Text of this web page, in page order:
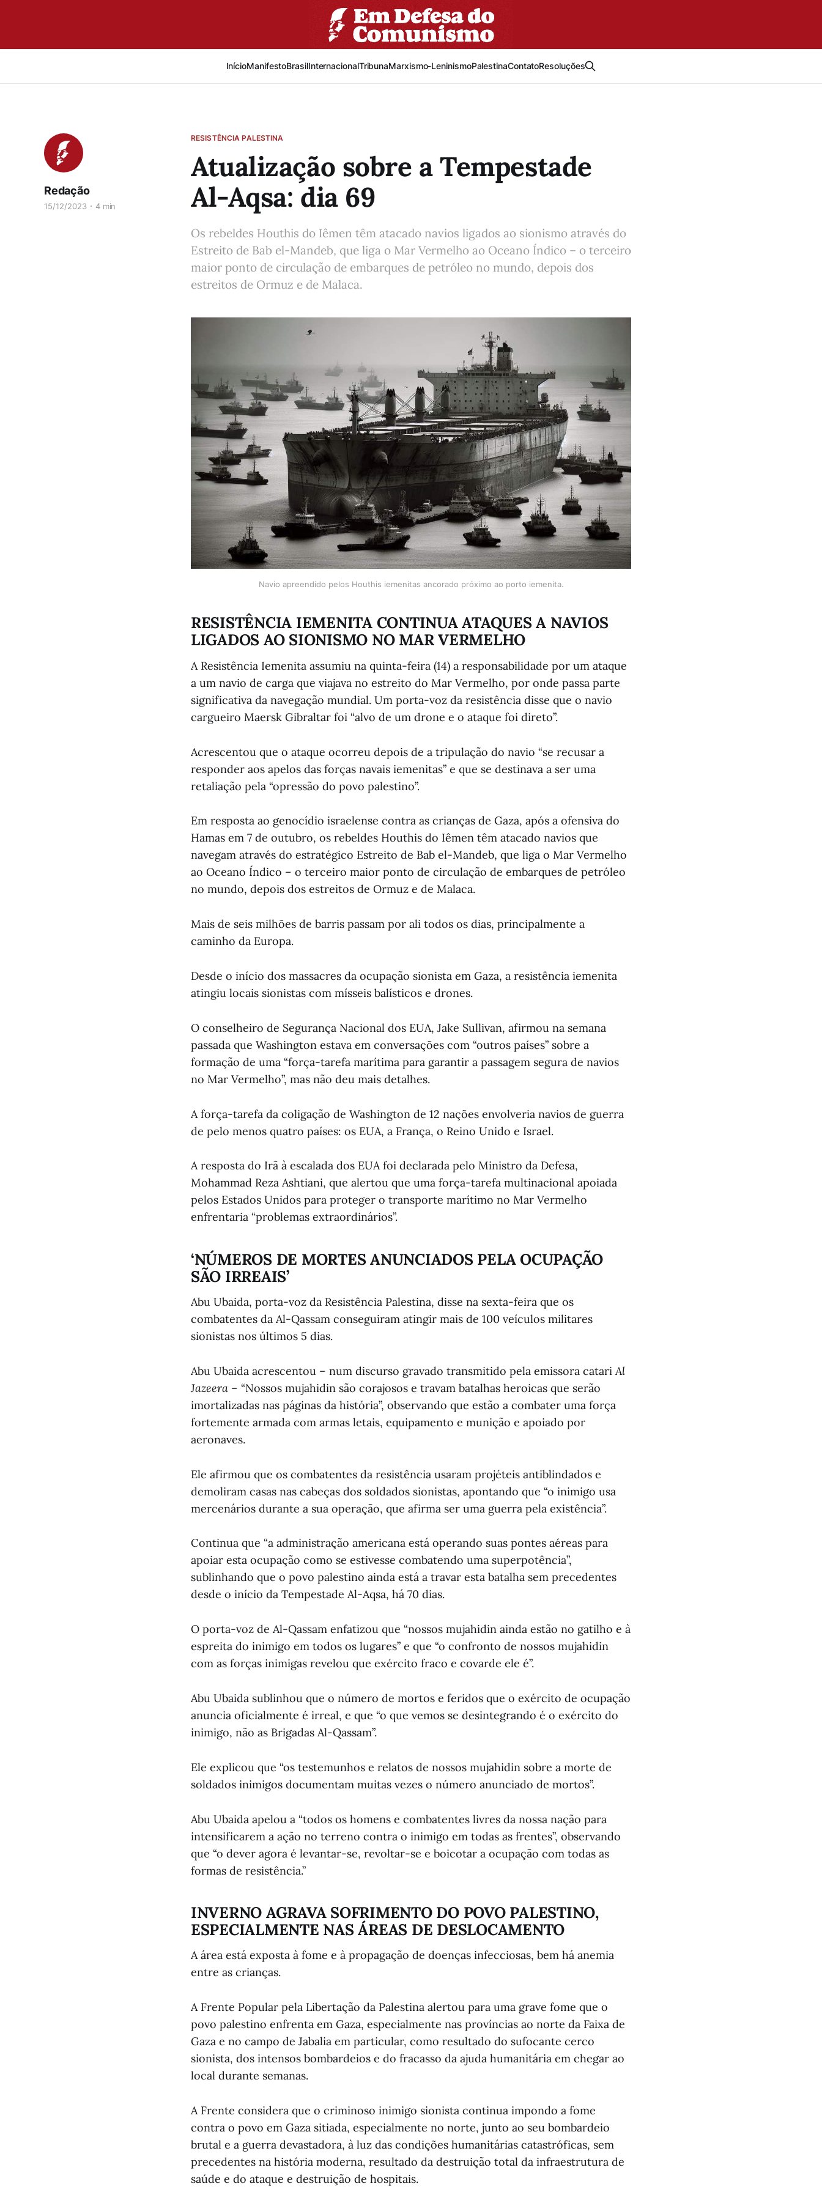
InícioManifestoBrasilInternacionalTribunaMarxismo-LeninismoPalestinaContatoResoluções
RESISTÊNCIA PALESTINA
Atualização sobre a Tempestade
Al-Aqsa: dia 69
Redação
15/12/2023 4 min
Os rebeldes Houthis do Iêmen têm atacado navios ligados ao sionismo através do
Estreito de Bab el-Mandeb, que liga o Mar Vermelho ao Oceano Índico – o terceiro
maior ponto de circulação de embarques de petróleo no mundo, depois dos
estreitos de Ormuz e de Malaca.
Navio apreendido pelos Houthis iemenitas ancorado próximo ao porto iemenita.
RESISTÊNCIA IEMENITA CONTINUA ATAQUES A NAVIOS
LIGADOS AO SIONISMO NO MAR VERMELHO
A Resistência Iemenita assumiu na quinta-feira (14) a responsabilidade por um ataque
a um navio de carga que viajava no estreito do Mar Vermelho, por onde passa parte
significativa da navegação mundial. Um porta-voz da resistência disse que o navio
cargueiro Maersk Gibraltar foi “alvo de um drone e o ataque foi direto”.
Acrescentou que o ataque ocorreu depois de a tripulação do navio “se recusar a
responder aos apelos das forças navais iemenitas” e que se destinava a ser uma
retaliação pela “opressão do povo palestino”.
Em resposta ao genocídio israelense contra as crianças de Gaza, após a ofensiva do
Hamas em 7 de outubro, os rebeldes Houthis do Iêmen têm atacado navios que
navegam através do estratégico Estreito de Bab el-Mandeb, que liga o Mar Vermelho
ao Oceano Índico – o terceiro maior ponto de circulação de embarques de petróleo
no mundo, depois dos estreitos de Ormuz e de Malaca.
Mais de seis milhões de barris passam por ali todos os dias, principalmente a
caminho da Europa.
Desde o início dos massacres da ocupação sionista em Gaza, a resistência iemenita
atingiu locais sionistas com mísseis balísticos e drones.
O conselheiro de Segurança Nacional dos EUA, Jake Sullivan, afirmou na semana
passada que Washington estava em conversações com “outros países” sobre a
formação de uma “força-tarefa marítima para garantir a passagem segura de navios
no Mar Vermelho”, mas não deu mais detalhes.
A força-tarefa da coligação de Washington de 12 nações envolveria navios de guerra
de pelo menos quatro países: os EUA, a França, o Reino Unido e Israel.
A resposta do Irã à escalada dos EUA foi declarada pelo Ministro da Defesa,
Mohammad Reza Ashtiani, que alertou que uma força-tarefa multinacional apoiada
pelos Estados Unidos para proteger o transporte marítimo no Mar Vermelho
enfrentaria “problemas extraordinários”.
‘NÚMEROS DE MORTES ANUNCIADOS PELA OCUPAÇÃO
SÃO IRREAIS’
Abu Ubaida, porta-voz da Resistência Palestina, disse na sexta-feira que os
combatentes da Al-Qassam conseguiram atingir mais de 100 veículos militares
sionistas nos últimos 5 dias.
Abu Ubaida acrescentou – num discurso gravado transmitido pela emissora catariAl
Jazeera – “Nossos mujahidin são corajosos e travam batalhas heroicas que serão
imortalizadas nas páginas da história”, observando que estão a combater uma força
fortemente armada com armas letais, equipamento e munição e apoiado por
aeronaves.
Ele afirmou que os combatentes da resistência usaram projéteis antiblindados e
demoliram casas nas cabeças dos soldados sionistas, apontando que “o inimigo usa
mercenários durante a sua operação, que afirma ser uma guerra pela existência”.
Continua que “a administração americana está operando suas pontes aéreas para
apoiar esta ocupação como se estivesse combatendo uma superpotência”,
sublinhando que o povo palestino ainda está a travar esta batalha sem precedentes
desde o início da Tempestade Al-Aqsa, há 70 dias.
O porta-voz de Al-Qassam enfatizou que “nossos mujahidin ainda estão no gatilho e à
espreita do inimigo em todos os lugares” e que “o confronto de nossos mujahidin
com as forças inimigas revelou que exército fraco e covarde ele é”.
Abu Ubaida sublinhou que o número de mortos e feridos que o exército de ocupação
anuncia oficialmente é irreal, e que “o que vemos se desintegrando é o exército do
inimigo, não as Brigadas Al-Qassam”.
Ele explicou que “os testemunhos e relatos de nossos mujahidin sobre a morte de
soldados inimigos documentam muitas vezes o número anunciado de mortos”.
Abu Ubaida apelou a “todos os homens e combatentes livres da nossa nação para
intensificarem a ação no terreno contra o inimigo em todas as frentes”, observando
que “o dever agora é levantar-se, revoltar-se e boicotar a ocupação com todas as
formas de resistência.”
INVERNO AGRAVA SOFRIMENTO DO POVO PALESTINO,
ESPECIALMENTE NAS ÁREAS DE DESLOCAMENTO
A área está exposta à fome e à propagação de doenças infecciosas, bem há anemia
entre as crianças.
A Frente Popular pela Libertação da Palestina alertou para uma grave fome que o
povo palestino enfrenta em Gaza, especialmente nas províncias ao norte da Faixa de
Gaza e no campo de Jabalia em particular, como resultado do sufocante cerco
sionista, dos intensos bombardeios e do fracasso da ajuda humanitária em chegar ao
local durante semanas.
A Frente considera que o criminoso inimigo sionista continua impondo a fome
contra o povo em Gaza sitiada, especialmente no norte, junto ao seu bombardeio
brutal e a guerra devastadora, à luz das condições humanitárias catastróficas, sem
precedentes na história moderna, resultado da destruição total da infraestrutura de
saúde e do ataque e destruição de hospitais.